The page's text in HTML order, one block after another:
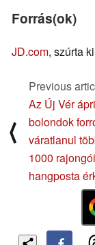
Forrás(ok)
JD.com, szúrta ki
⟨
Previous
Az Új Vér
bolondok
váratlanul
1000 rajongói
hangposta